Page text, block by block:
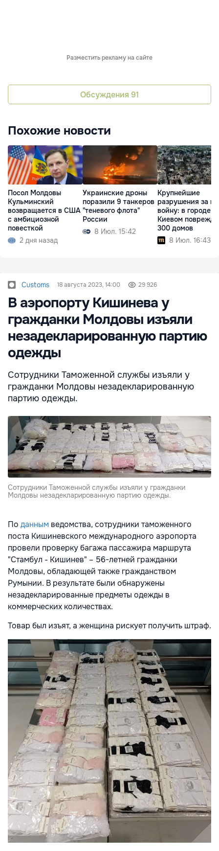
Разместить рекламу на сайте
Обсуждения 91
Похожие новости
Посол Молдовы
Кульминский
возвращается в США
с амбициозной
повесткой
2 дня назад
Украинские дроны
поразили 9 танкеров
"теневого флота"
России
8 Июл. 15:42
Крупнейшие
разрушения за
войну: в городе
Киевом
300 домов
8 Июл. 16:43
Customs 18 августа 2023, 14:00 29 926
В аэропорту Кишинева у
гражданки Молдовы изъяли
незадекларированную партию
одежды
Сотрудники Таможенной службы изъяли у
гражданки Молдовы незадекларированную
партию одежды.
Сотрудники Таможенной службы изъяли у гражданки
Молдовы незадекларированную партию одежды.
По данным ведомства, сотрудники таможенного
поста Кишиневского международного аэропорта
провели проверку багажа пассажира маршрута
"Стамбул - Кишинев" – 56-летней гражданки
Молдовы, обладающей также гражданством
Румынии. В результате были обнаружены
незадекларированные предметы одежды в
коммерческих количествах.
Товар был изъят, а женщина рискует получить штраф.